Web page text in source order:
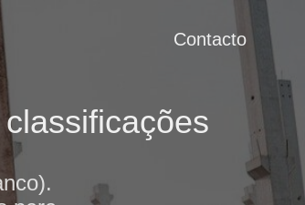
Contacto